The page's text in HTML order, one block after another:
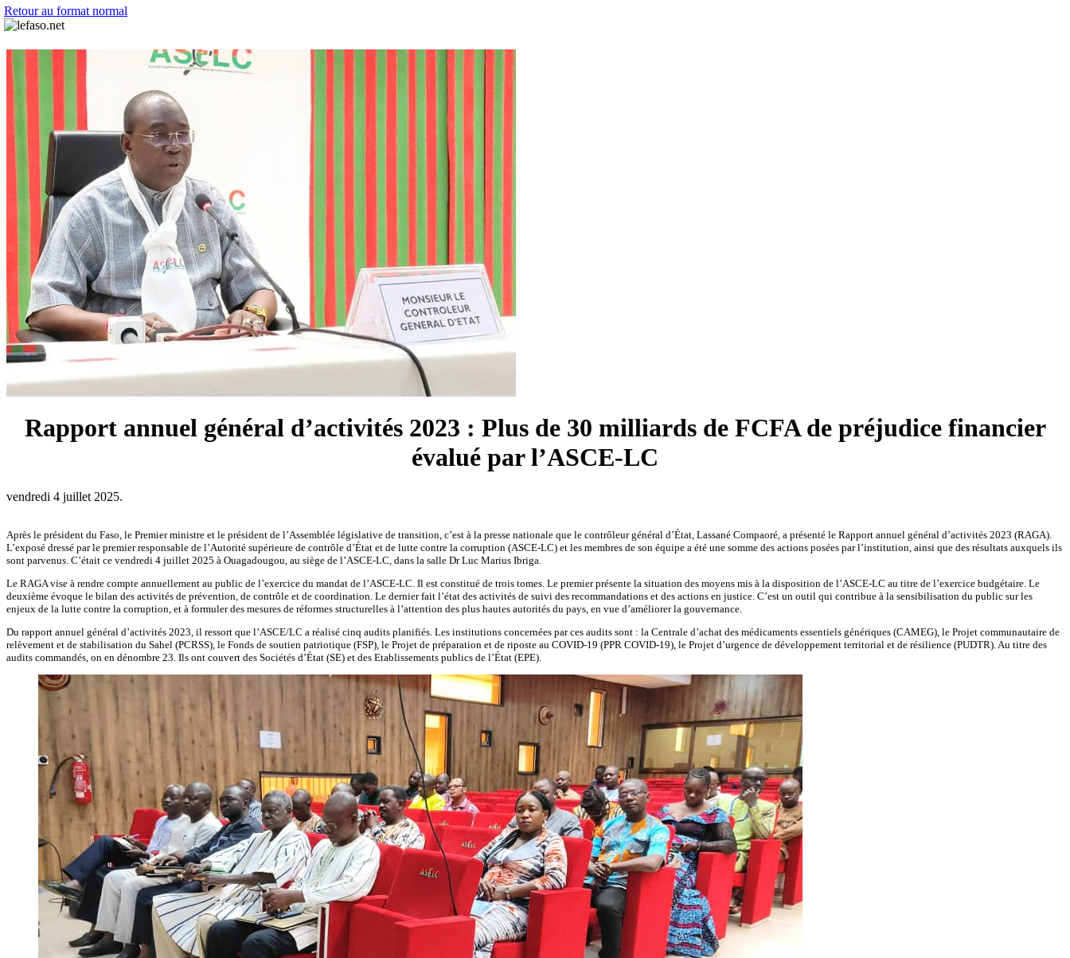
Retour au format normal
Rapport annuel général d’activités 2023 : Plus de 30 milliards de FCFA de préjudice financier
évalué par l’ASCE-LC
vendredi 4 juillet 2025.
Après le président du Faso, le Premier ministre et le président de l’Assemblée législative de transition, c’est à la presse nationale que le contrôleur général d’État, Lassané Compaoré, a présenté le Rapport annuel général d’activités 2023 (RAGA).
L’exposé dressé par le premier responsable de l’Autorité supérieure de contrôle d’État et de lutte contre la corruption (ASCE-LC) et les membres de son équipe a été une somme des actions posées par l’institution, ainsi que des résultats auxquels ils
sont parvenus. C’était ce vendredi 4 juillet 2025 à Ouagadougou, au siège de l’ASCE-LC, dans la salle Dr Luc Marius Ibriga.
Le RAGA vise à rendre compte annuellement au public de l’exercice du mandat de l’ASCE-LC. Il est constitué de trois tomes. Le premier présente la situation des moyens mis à la disposition de l’ASCE-LC au titre de l’exercice budgétaire. Le
deuxième évoque le bilan des activités de prévention, de contrôle et de coordination. Le dernier fait l’état des activités de suivi des recommandations et des actions en justice. C’est un outil qui contribue à la sensibilisation du public sur les
enjeux de la lutte contre la corruption, et à formuler des mesures de réformes structurelles à l’attention des plus hautes autorités du pays, en vue d’améliorer la gouvernance.
Du rapport annuel général d’activités 2023, il ressort que l’ASCE/LC a réalisé cinq audits planifiés. Les institutions concernées par ces audits sont : la Centrale d’achat des médicaments essentiels génériques (CAMEG), le Projet communautaire de
relèvement et de stabilisation du Sahel (PCRSS), le Fonds de soutien patriotique (FSP), le Projet de préparation et de riposte au COVID-19 (PPR COVID-19), le Projet d’urgence de développement territorial et de résilience (PUDTR). Au titre des
audits commandés, on en dénombre 23. Ils ont couvert des Sociétés d’État (SE) et des Etablissements publics de l’État (EPE).